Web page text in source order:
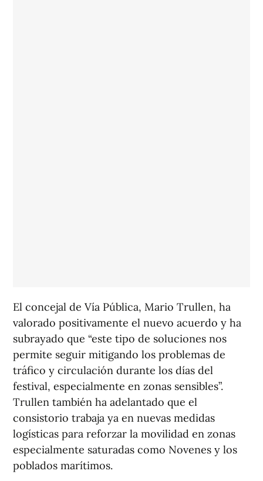
El concejal de Vía Pública, Mario Trullen, ha
valorado positivamente el nuevo acuerdo y ha
subrayado que “este tipo de soluciones nos
permite seguir mitigando los problemas de
tráfico y circulación durante los días del
festival, especialmente en zonas sensibles”.
Trullen también ha adelantado que el
consistorio trabaja ya en nuevas medidas
logísticas para reforzar la movilidad en zonas
especialmente saturadas como Novenes y los
poblados marítimos.